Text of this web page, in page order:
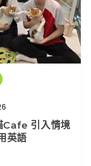
Cafe 引入情境
英語